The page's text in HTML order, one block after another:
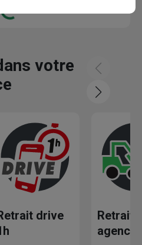
votre
drive
Retrait
agence